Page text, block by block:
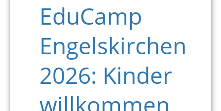
EduCamp
Engelskirchen
2026: Kinder